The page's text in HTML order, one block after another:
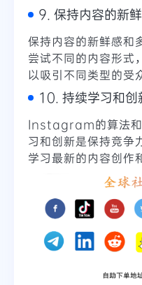
9. 保持内容的新
保持内容的新鲜感和
尝试不同的内容形式
以吸引不同类型的受
10. 持续学习和创
Instagram的算法和
习和创新是保持竞争
学习最新的内容创作